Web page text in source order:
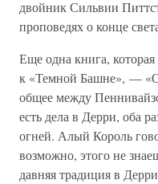
двойник Сильвии
проповедях о конце
Еще одна книга,
к «Темной Башне», —
общее между
есть дела в Дерри, оба
огней. Алый Король
возможно, этого не
давняя традиция в